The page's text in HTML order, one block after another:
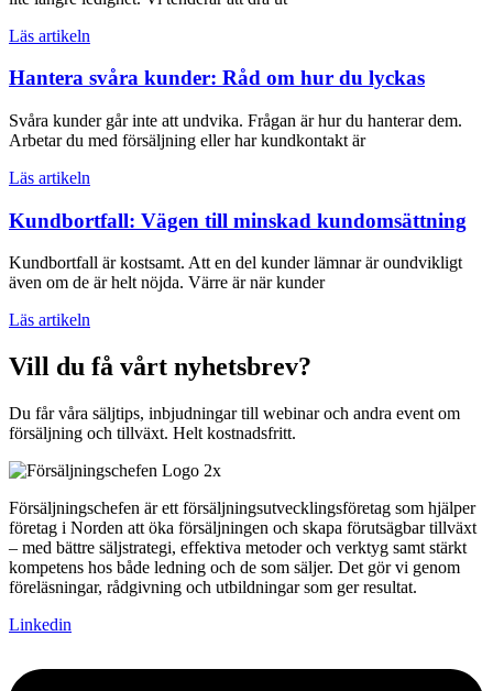
Läs artikeln
Hantera svåra kunder: Råd om hur du lyckas
Svåra kunder går inte att undvika. Frågan är hur du hanterar dem.
Arbetar du med försäljning eller har kundkontakt är
Läs artikeln
Kundbortfall: Vägen till minskad kundomsättning
Kundbortfall är kostsamt. Att en del kunder lämnar är oundvikligt
även om de är helt nöjda. Värre är när kunder
Läs artikeln
Vill du få vårt nyhetsbrev?
Du får våra säljtips, inbjudningar till webinar och andra event om
försäljning och tillväxt. Helt kostnadsfritt.
Försäljningschefen är ett försäljningsutvecklingsföretag som hjälper
företag i Norden att öka försäljningen och skapa förutsägbar tillväxt
– med bättre säljstrategi, effektiva metoder och verktyg samt stärkt
kompetens hos både ledning och de som säljer. Det gör vi genom
föreläsningar, rådgivning och utbildningar som ger resultat.
Linkedin